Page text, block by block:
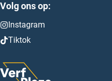
Volg ons op:
Instagram
Tiktok